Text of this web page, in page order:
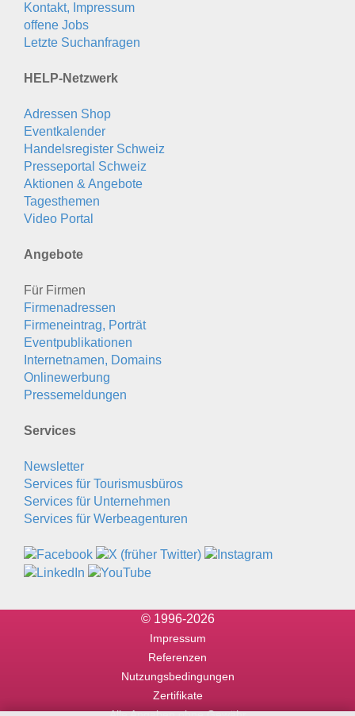
Kontakt, Impressum
offene Jobs
Letzte Suchanfragen
HELP-Netzwerk
Adressen Shop
Eventkalender
Handelsregister Schweiz
Presseportal Schweiz
Aktionen & Angebote
Tagesthemen
Video Portal
Angebote
Für Firmen
Firmenadressen
Firmeneintrag, Porträt
Eventpublikationen
Internetnamen, Domains
Onlinewerbung
Pressemeldungen
Services
Newsletter
Services für Tourismusbüros
Services für Unternehmen
Services für Werbeagenturen
© 1996-2026
Impressum
Referenzen
Nutzungsbedingungen
Zertifikate